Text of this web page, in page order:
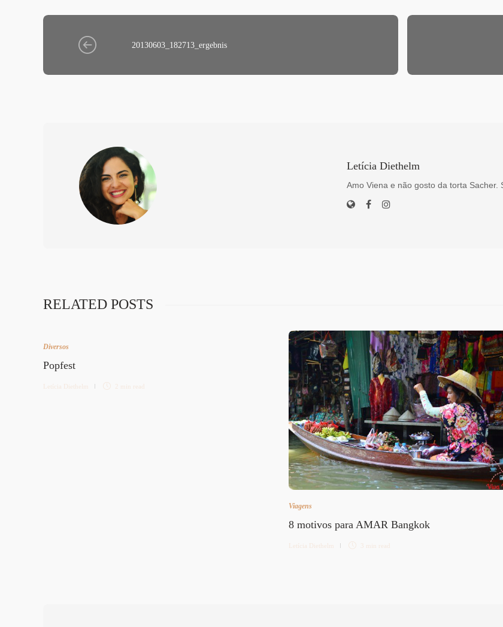
20130603_182713_ergebnis
Letícia Diethelm
Amo Viena e não gosto da torta Sacher.
RELATED POSTS
Diversos
Popfest
Letícia Diethelm 2 min read
Viagens
8 motivos para AMAR Bangkok
Letícia Diethelm 3 min read